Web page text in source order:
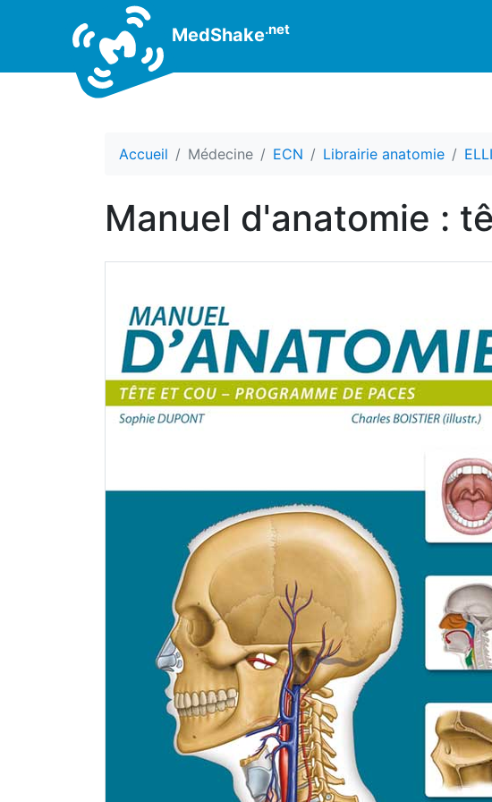
MedShake.net
Accueil Médecine ECN Librairie anatomie
Manuel d'anatomie :